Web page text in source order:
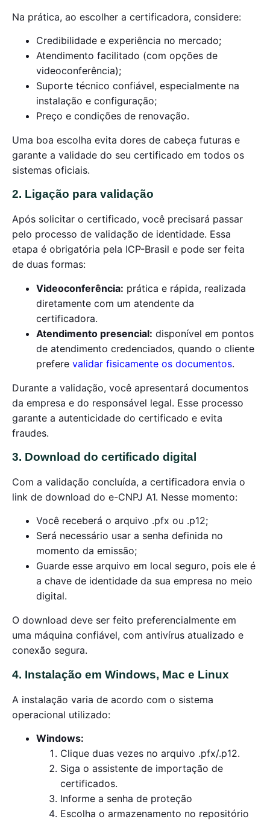
Na prática, ao escolher a certificadora, considere:
Credibilidade e experiência no mercado;
Atendimento facilitado (com opções de
videoconferência);
Suporte técnico confiável, especialmente na
instalação e configuração;
Preço e condições de renovação.
Uma boa escolha evita dores de cabeça futuras e
garante a validade do seu certificado em todos os
sistemas oficiais.
2. Ligação para validação
Após solicitar o certificado, você precisará passar
pelo processo de validação de identidade. Essa
etapa é obrigatória pela ICP-Brasil e pode ser feita
de duas formas:
Videoconferência: prática e rápida, realizada
diretamente com um atendente da
certificadora.
Atendimento presencial: disponível em pontos
de atendimento credenciados, quando o cliente
prefere validar fisicamente os documentos.
Durante a validação, você apresentará documentos
da empresa e do responsável legal. Esse processo
garante a autenticidade do certificado e evita
fraudes.
3. Download do certificado digital
Com a validação concluída, a certificadora envia o
link de download do e-CNPJ A1. Nesse momento:
Você receberá o arquivo .pfx ou .p12;
Será necessário usar a senha definida no
momento da emissão;
Guarde esse arquivo em local seguro, pois ele é
a chave de identidade da sua empresa no meio
digital.
O download deve ser feito preferencialmente em
uma máquina confiável, com antivírus atualizado e
conexão segura.
4. Instalação em Windows, Mac e Linux
A instalação varia de acordo com o sistema
operacional utilizado:
Windows:
Clique duas vezes no arquivo .pfx/.p12.
Siga o assistente de importação de
certificados.
Informe a senha de proteção
Escolha o armazenamento no repositório